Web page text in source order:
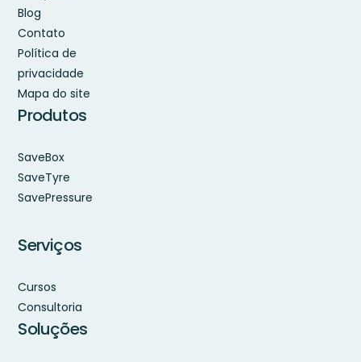
Blog
Contato
Política de
privacidade
Mapa do site
Produtos
SaveBox
SaveTyre
SavePressure
Serviços
Cursos
Consultoria
Soluções